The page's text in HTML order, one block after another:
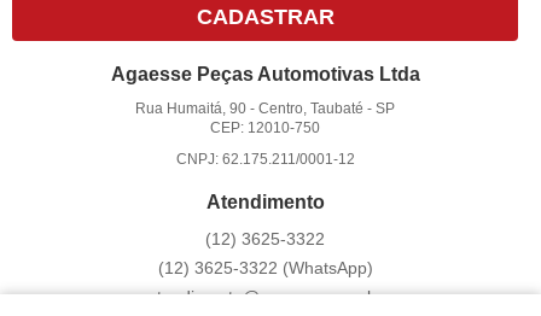
CADASTRAR
Agaesse Peças Automotivas Ltda
Rua Humaitá, 90 -Centro, Taubaté -SP
CEP: 12010-750
CNPJ: 62.175.211/0001-12
Atendimento
(12) 3625-3322
(12) 3625-3322 (WhatsApp)
atendimento@agaesse.com.br